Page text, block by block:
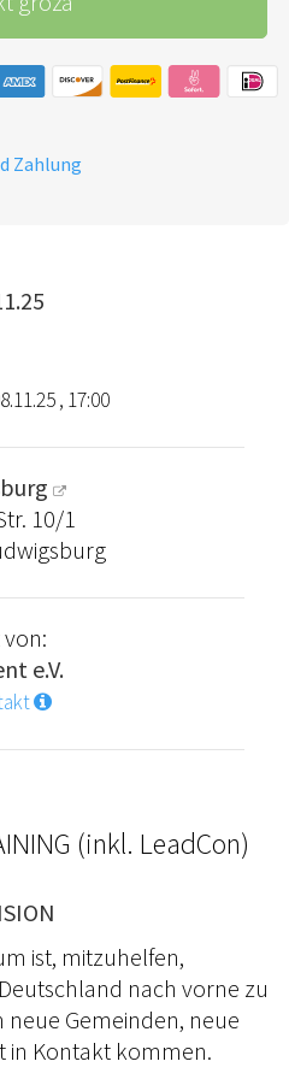
Zahlung
, 17:00
10/1
e.V.
(inkl. LeadCon)
ist, mitzuhelfen,
nach vorne zu
Gemeinden, neue
in Kontakt kommen.